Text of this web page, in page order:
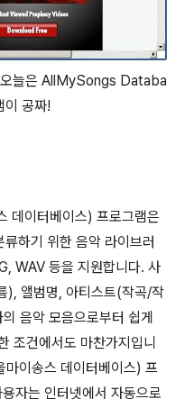
늘은 AllMySongs Databa
이 공짜!
데이터베이스) 프로그램은
하기 위한 음악 라이브러
WAV 등을 지원합니다. 사
), 앨범명, 아티스트(작곡/작
음악 모음으로부터 쉽게
조건에서도 마찬가지입니
마이송스 데이터베이스) 프
자는 인터넷에서 자동으로